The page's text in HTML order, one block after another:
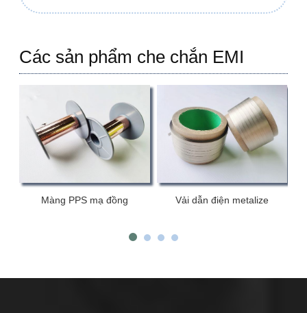
Các sản phẩm che chắn EMI
Màng PPS mạ đồng Vải dẫn điện metalize